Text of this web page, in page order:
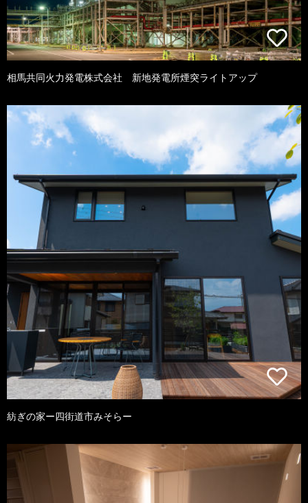
相馬共同火力発電株式会社 新地発電所煙突ライトアップ
紡ぎの家ー四街道市みそらー